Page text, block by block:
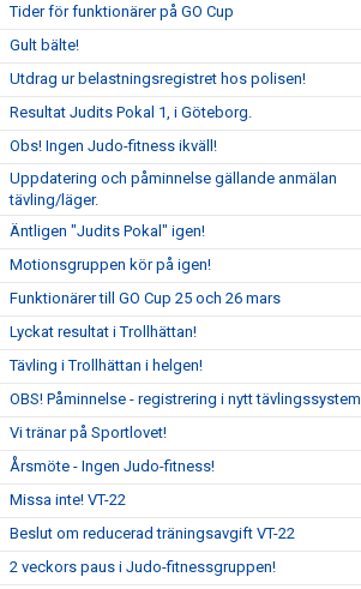
Tider för funktionärer på GO Cup
Gult bälte!
Utdrag ur belastningsregistret hos polisen!
Resultat Judits Pokal 1, i Göteborg.
Obs! Ingen Judo-fitness ikväll!
Uppdatering och påminnelse gällande anmälan
tävling/läger.
Äntligen "Judits Pokal" igen!
Motionsgruppen kör på igen!
Funktionärer till GO Cup 25 och 26 mars
Lyckat resultat i Trollhättan!
Tävling i Trollhättan i helgen!
OBS! Påminnelse - registrering i nytt tävlingssystem
Vi tränar på Sportlovet!
Årsmöte - Ingen Judo-fitness!
Missa inte! VT-22
Beslut om reducerad träningsavgift VT-22
2 veckors paus i Judo-fitnessgruppen!